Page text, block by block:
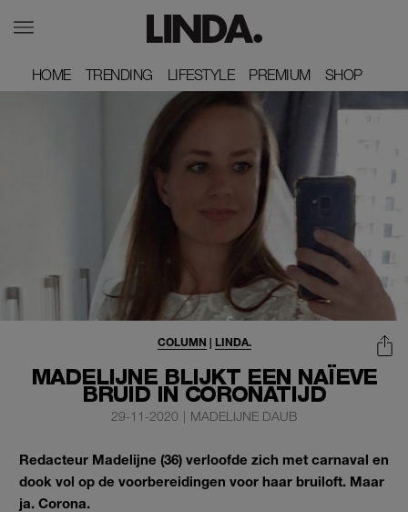
HOME
HOME TRENDING
TRENDING LIFESTYLE
LIFESTYLE PREMIUM
PREMIUM SHOP
SHOP
MADELIJNE BLIJKT EEN NAÏEVE
BRUID IN CORONATIJD
COLUMN | LINDA.
29-11-2020 | MADELIJNE DAUB
Redacteur Madelijne (36) verloofde zich met carnaval en
dook vol op de voorbereidingen voor haar bruiloft. Maar
ja. Corona.